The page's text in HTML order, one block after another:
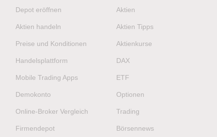
Depot eröffnen
Aktien handeln
Preise und Konditionen
Handelsplattform
Mobile Trading Apps
Demokonto
Online-Broker Vergleich
Firmendepot
Aktien
Aktien Tipps
Aktienkurse
DAX
ETF
Optionen
Trading
Börsennews